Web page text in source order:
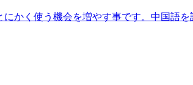
かく使う機会を増やす事です。中国語